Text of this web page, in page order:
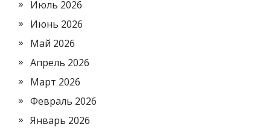
Июль 2026
Июнь 2026
Май 2026
Апрель 2026
Март 2026
Февраль 2026
Январь 2026